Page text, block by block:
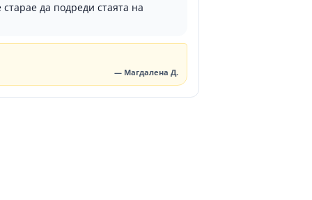
да подреди стаята на
— Магдалена Д.